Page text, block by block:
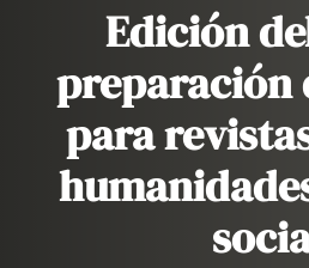
Edición
preparación
para